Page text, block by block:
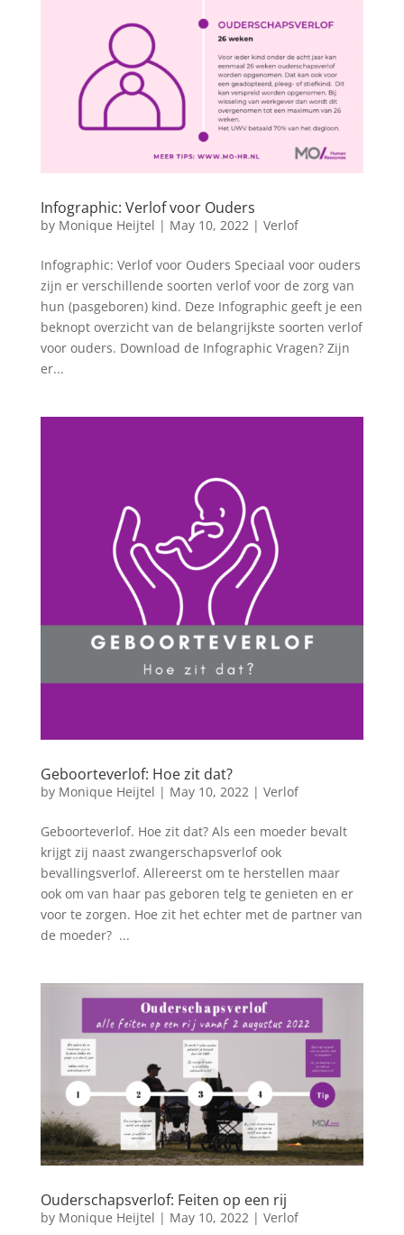
Infographic: Verlof voor Ouders
by Monique Heijtel | May 10, 2022| Verlof
Infographic: Verlof voor Ouders Speciaal voor ouders
zijn er verschillende soorten verlof voor de zorg van
hun (pasgeboren) kind. Deze Infographic geeft je een
beknopt overzicht van de belangrijkste soorten verlof
voor ouders. Download de Infographic Vragen? Zijn
er...
Geboorteverlof: Hoe zit dat?
by Monique Heijtel | May 10, 2022| Verlof
Geboorteverlof. Hoe zit dat? Als een moeder bevalt
krijgt zij naast zwangerschapsverlof ook
bevallingsverlof. Allereerst om te herstellen maar
ook om van haar pas geboren telg te genieten en er
voor te zorgen. Hoe zit het echter met de partner van
de moeder? ...
Ouderschapsverlof: Feiten op een rij
by Monique Heijtel | May 10, 2022| Verlof